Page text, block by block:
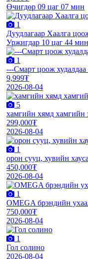
Өчигдөр 09 цаг 07 мин
1
Дуудлагаар Хаалга
Уржигдар 10 цаг 44 мин
1
---Смарт цоож
9,999₮
2026-08-04
5
хамгийн хямд хамгийн
299,000₮
2026-08-04
1
орон сууц, хувийн
450,000₮
2026-08-04
1
OMEGA брэндийн
750,000₮
2026-08-04
1
Гол солино
2026-08-04